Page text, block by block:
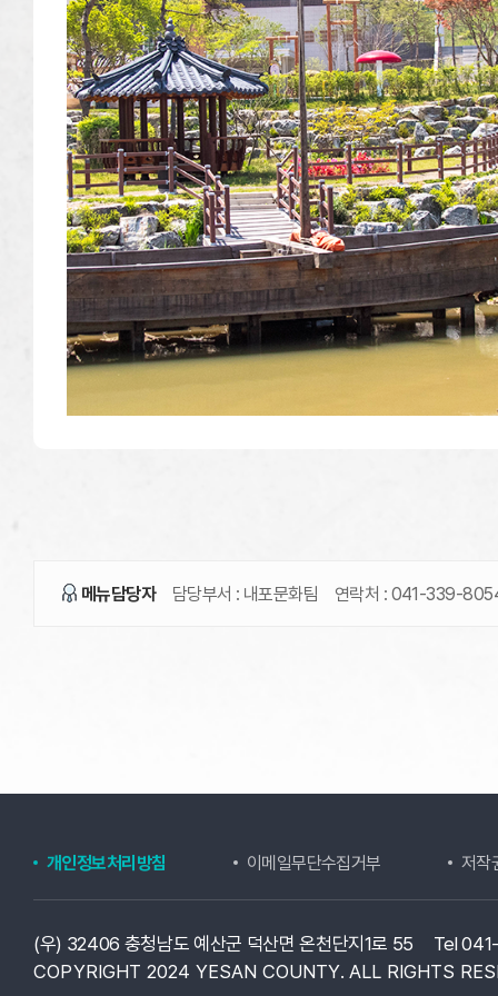
메뉴담당자 담당부서 : 내포문화팀 연락처 : 041-339-
개인정보처리방침 이메일무단수집거부 저작
(우) 32406 충청남도 예산군 덕산면 온천단지1로 55
Tel
COPYRIGHT 2024 YESAN COUNTY. ALL RIGHTS